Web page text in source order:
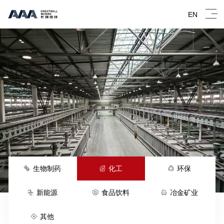
EN
生物制药 化工 环保
新能源 食品饮料 冶金矿业
其他